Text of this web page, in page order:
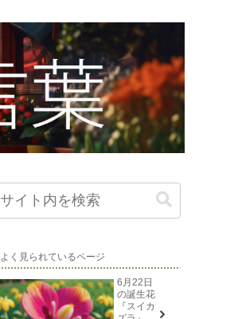
よく見られているページ
6月22日
の誕生花
『スイカ